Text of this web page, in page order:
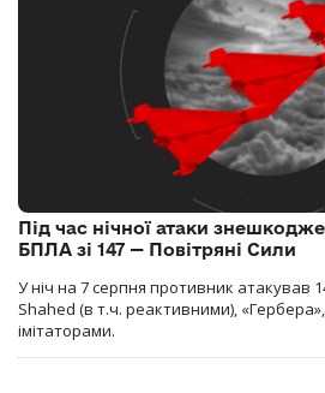
Під час нічної атаки
БПЛА зі 147 — Повітряні Сили
У ніч на 7 серпня противник атакував
Shahed (в т.ч. реактивними),
імітаторами.